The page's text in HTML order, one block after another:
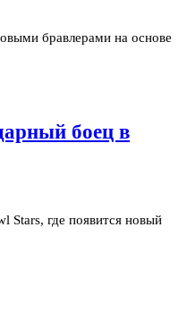
бравлерами на основе
боец в
Stars, где появится новый